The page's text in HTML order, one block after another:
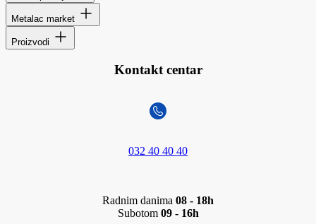
Metalac market
Proizvodi
Kontakt centar
032 40 40 40
Radnim danima 08 - 18h
Subotom 09 - 16h